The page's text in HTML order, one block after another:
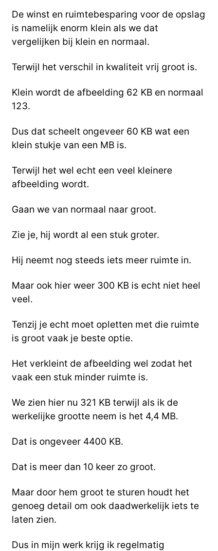
De winst en ruimtebesparing voor de opslag
is namelijk enorm klein als we dat
vergelijken bij klein en normaal.
Terwijl het verschil in kwaliteit vrij groot is.
Klein wordt de afbeelding 62 KB en normaal
123.
Dus dat scheelt ongeveer 60 KB wat een
klein stukje van een MB is.
Terwijl het wel echt een veel kleinere
afbeelding wordt.
Gaan we van normaal naar groot.
Zie je, hij wordt al een stuk groter.
Hij neemt nog steeds iets meer ruimte in.
Maar ook hier weer 300 KB is echt niet heel
veel.
Tenzij je echt moet opletten met die ruimte
is groot vaak je beste optie.
Het verkleint de afbeelding wel zodat het
vaak een stuk minder ruimte is.
We zien hier nu 321 KB terwijl als ik de
werkelijke grootte neem is het 4,4 MB.
Dat is ongeveer 4400 KB.
Dat is meer dan 10 keer zo groot.
Maar door hem groot te sturen houdt het
genoeg detail om ook daadwerkelijk iets te
laten zien.
Dus in mijn werk krijg ik regelmatig